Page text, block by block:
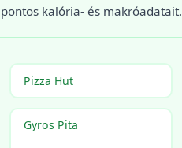
kalória- és makróadatait.
Pizza Hut
Gyros Pita